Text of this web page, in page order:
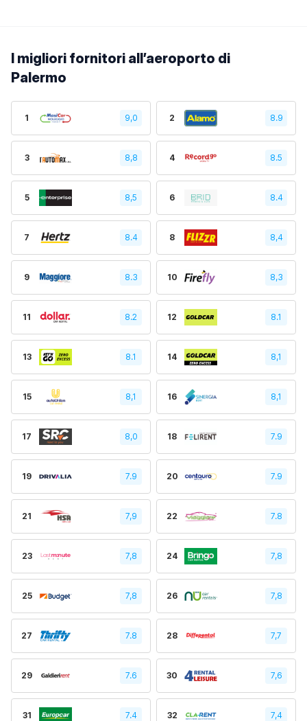
I migliori fornitori all’aeroporto di
Palermo
1 9,0 2 8.9
3 8,8 4 8.5
5 8,5 6 8.4
7 8.4 8 8,4
9 8.3 10 8,3
11 8.2 12 8.1
13 8.1 14 8,1
15 8,1 16 8,1
17 8,0 18 7.9
19 7.9 20 7.9
21 7,9 22 7.8
23 7,8 24 7,8
25 7,8 26 7,8
27 7.8 28 7,7
29 7.6 30 7,6
31 7.4 32 7,4